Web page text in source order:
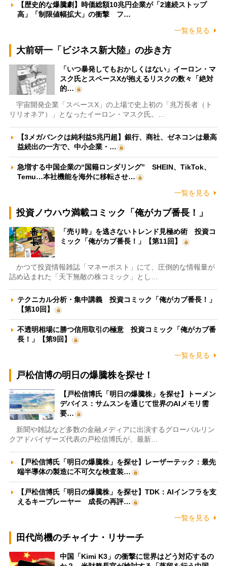
【歴史的な爆騰劇】時価総額10兆円企業が「2連続ストップ
高」「制限値幅拡大」の衝撃 フ…
一覧を見る
大前研一「ビジネス新大陸」の歩き方
「いつ暴発してもおかしくはない」イーロン・マ
スク氏とスペースXが抱えるリスクの数々「絶対
的…
宇宙開発企業「スペースX」の上場で史上初の「兆万長者（ト
リリオネア）」となったイーロン・マスク氏。…
【3メガバンクは純利益5兆円超】銀行、商社、ゼネコンは最高
益続出の一方で、中小企業・…
急増する中国企業の“国籍ロンダリング” SHEIN、TikTok、
Temu…本社機能を海外に移転させ…
一覧を見る
投資ノウハウ満載コミック「俺がカブ番長！」
「売り時」を逃さないトレンド見極め術 投資コ
ミック「俺がカブ番長！」【第11回】
かつて投資情報雑誌「マネーポスト」にて、圧倒的な情報量が
詰め込まれた「天下無敵の株コミック」とし…
テクニカル分析・集中講義 投資コミック「俺がカブ番長！」
【第10回】
不透明相場に勝つ信用取引の極意 投資コミック「俺がカブ番
長！」【第9回】
一覧を見る
戸松信博の明日の爆騰株を探せ！
【戸松信博氏「明日の爆騰株」を探せ】トーメン
デバイス：サムスンを通じて世界のAIメモリ需
要…
新聞や雑誌など多数の金融メディアに出演するグローバルリン
クアドバイザーズ代表の戸松信博氏が、最新…
【戸松信博氏「明日の爆騰株」を探せ】レーザーテック：最先
端半導体の製造に不可欠な検査装…
【戸松信博氏「明日の爆騰株」を探せ】TDK：AIインフラを支
えるキープレーヤー 成長の再評…
一覧を見る
田代尚機のチャイナ・リサーチ
中国「Kimi K3」の衝撃に世界はどう対応するの